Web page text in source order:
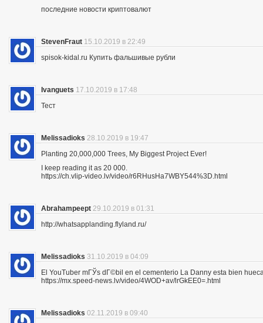
последние новости криптовалют
StevenFraut 15.10.2019 в 22:49
spisok-kidal.ru Купить фальшивые рубли
Ivanguets 17.10.2019 в 17:48
Тест
Melissadioks 28.10.2019 в 19:47
Planting 20,000,000 Trees, My Biggest Project Ever!
I keep reading it as 20 000.
https://ch.vlip-video.lv/video/r6RHusHa7WBY544%3D.html
Abrahampeept 29.10.2019 в 01:31
http://whatsapplanding.flyland.ru/
Melissadioks 31.10.2019 в 04:09
El YouTuber mГЎs dГ©bil en el cementerio La Danny esta bien
https://mx.speed-news.lv/video/4WOD+av/lrGkEE0=.html
Melissadioks 02.11.2019 в 09:40